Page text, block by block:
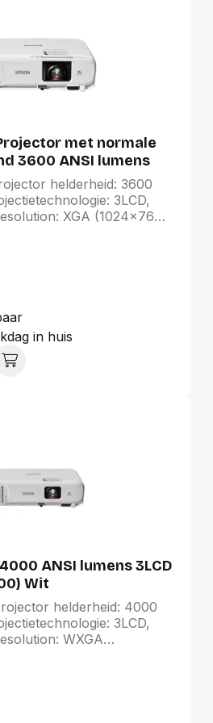
met normale
3600 ANSI lumens
Wit
helderheid: 3600
3LCD,
XGA (1024x768).
Levensduur van de
Brandpuntbereik: 16.7
1024 x 768 (XGA), Video
Bioscoop,
sRGB. Soort serieële
in huis
ANSI lumens 3LCD
Wit
helderheid: 4000
3LCD,
WXGA
lichtbron: 6000 uur,
12000 uur. Focus: